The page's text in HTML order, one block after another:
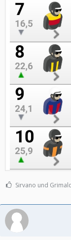
Sirvano und